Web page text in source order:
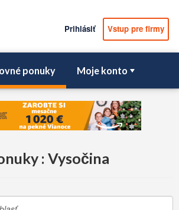
Prihlásiť Vstup pre firmy
ponuky Moje konto
: Vysočina